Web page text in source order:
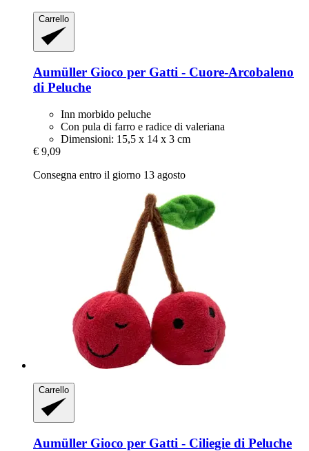
Carrello
Aumüller Gioco per Gatti -​ Cuore-​Arcobaleno
di Peluche
Inn morbido peluche
Con pula di farro e radice di valeriana
Dimensioni: 15,5 x 14 x 3 cm
€ 9,09
Consegna entro il giorno 13 agosto
Carrello
Aumüller Gioco per Gatti -​ Ciliegie di Peluche